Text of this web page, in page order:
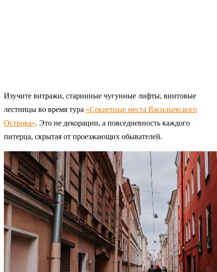
Изучите витражи, старинные чугунные лифты, винтовые
лестницы во время тура «Секретные места Васильевского
Острова». Это не декорации, а повседневность каждого
питерца, скрытая от проезжающих обывателей.